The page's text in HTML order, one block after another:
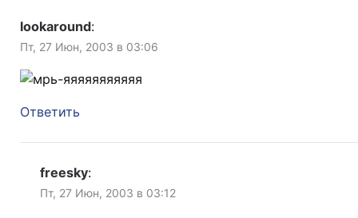
lookaround:
Пт, 27 Июн, 2003 в 03:06
Ответить
freesky:
Пт, 27 Июн, 2003 в 03:12